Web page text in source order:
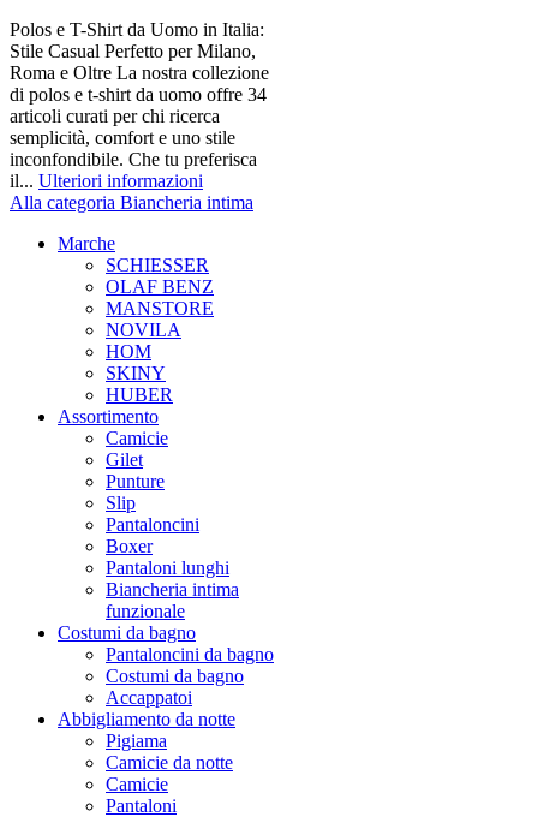
Polos e T-Shirt da Uomo in Italia:
Stile Casual Perfetto per Milano,
Roma e Oltre La nostra collezione
di polos e t-shirt da uomo offre 34
articoli curati per chi ricerca
semplicità, comfort e uno stile
inconfondibile. Che tu preferisca
il... Ulteriori informazioni
Alla categoria Biancheria intima
Marche
SCHIESSER
OLAF BENZ
MANSTORE
NOVILA
HOM
SKINY
HUBER
Assortimento
Camicie
Gilet
Punture
Slip
Pantaloncini
Boxer
Pantaloni lunghi
Biancheria intima
funzionale
Costumi da bagno
Pantaloncini da bagno
Costumi da bagno
Accappatoi
Abbigliamento da notte
Pigiama
Camicie da notte
Camicie
Pantaloni